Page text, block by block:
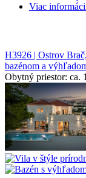
Viac
H3926 | Ostrov
bazénom a
Obytný priestor: ca.